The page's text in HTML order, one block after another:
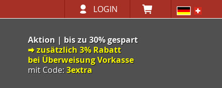
LOGIN
Aktion | bis zu 30% gespart
🠮 zusätzlich 3% Rabatt
bei Überweisung Vorkasse
mit Code:3extra